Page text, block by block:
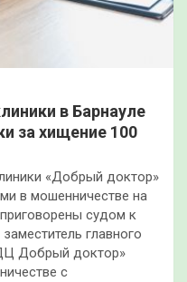
в Барнауле
за хищение 100
«Добрый доктор»
в мошенничестве на
судом к
главного
Добрый доктор»
с